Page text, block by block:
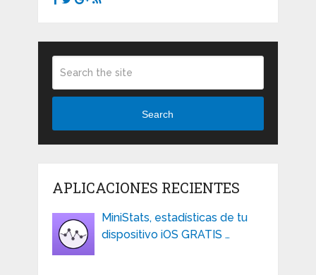
Search
APLICACIONES RECIENTES
MiniStats, estadísticas de tu
dispositivo iOS GRATIS …